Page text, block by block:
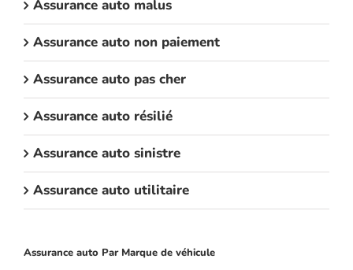
Assurance auto malus
Assurance auto non paiement
Assurance auto pas cher
Assurance auto résilié
Assurance auto sinistre
Assurance auto utilitaire
Assurance auto Par Marque de véhicule